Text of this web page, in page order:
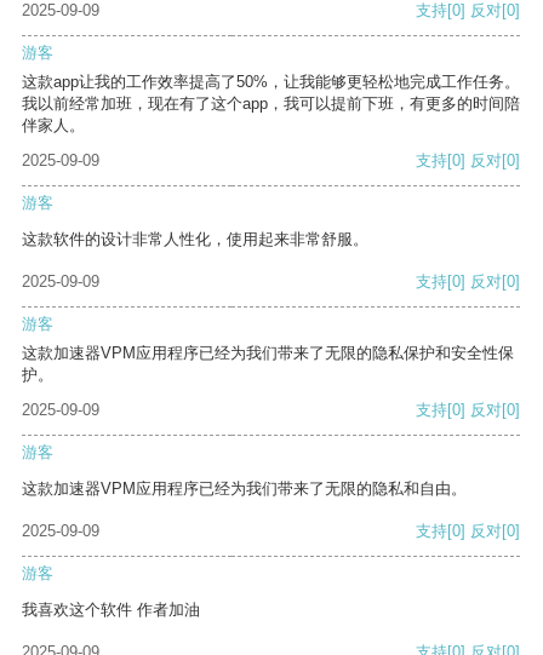
2025-09-09 支持[0] 反对[0]
游客
这款app让我的工作效率提高了50%，让我能够更轻松地完成工作任务。
我以前经常加班，现在有了这个app，我可以提前下班，有更多的时间陪
伴家人。
2025-09-09
支持[0] 反对[0]
游客
这款软件的设计非常人性化，使用起来非常舒服。
2025-09-09 支持[0] 反对[0]
游客
这款加速器VPM应用程序已经为我们带来了无限的隐私保护和安全性保
护。
2025-09-09
支持[0] 反对[0]
游客
这款加速器VPM应用程序已经为我们带来了无限的隐私和自由。
2025-09-09 支持[0] 反对[0]
游客
我喜欢这个软件 作者加油